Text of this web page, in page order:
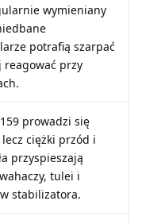
wymieniany
potrafią szarpać
reagować przy
159 prowadzi się
ciężki przód i
przyspieszają
tulei i
stabilizatora.